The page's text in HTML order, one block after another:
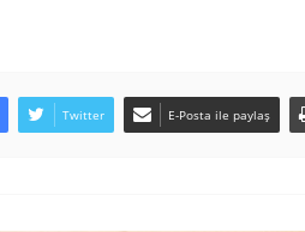
Twitter E-Posta ile paylaş